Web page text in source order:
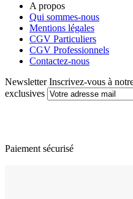
A propos
Qui sommes-nous
Mentions légales
CGV Particuliers
CGV Professionnels
Contactez-nous
Newsletter Inscrivez-vous à
exclusives
Paiement sécurisé